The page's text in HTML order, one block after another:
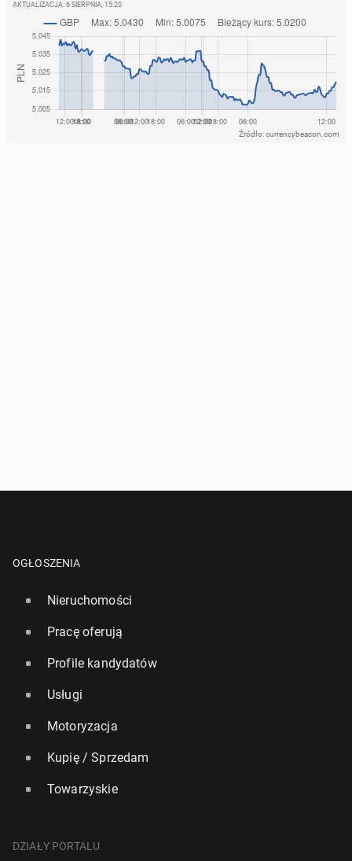
AKTUALIZACJA: 6 SIERPNIA, 15:20
Źródło: currencybeacon.com
OGŁOSZENIA
Nieruchomości
Pracę oferują
Profile kandydatów
Usługi
Motoryzacja
Kupię / Sprzedam
Towarzyskie
DZIAŁY PORTALU